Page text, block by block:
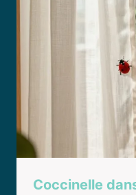
Coccinelle